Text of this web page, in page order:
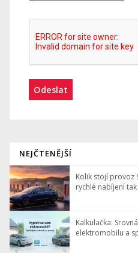
Odeslat
NEJČTENĚJŠÍ
Kolik stojí provoz
rychlé nabíjení
Kalkulačka:
elektromobilu a